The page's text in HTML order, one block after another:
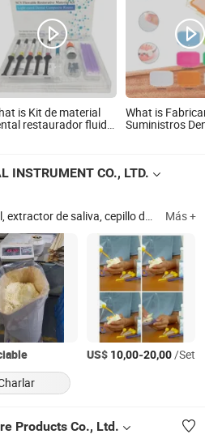
is Kit de material
restaurador fluido
What is
Suministros
Brackets
INSTRUMENT CO., LTD.
Micro aplicador, babero dental, extractor de saliva, cepillo de profilaxis, película de barrera, fresas dentales, puntos de gutapercha, aguja de irrigación dental, aguja dental, material de impresión dental Más +
US$ 10,00-20,00/Set
Products Co., Ltd.